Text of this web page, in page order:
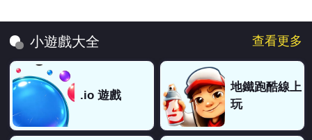
小遊戲大全 查看更多
.io 遊戲
地鐵跑酷線上
玩